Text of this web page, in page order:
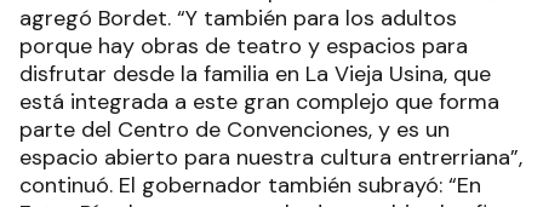
agregó Bordet. “Y también para los adultos
porque hay obras de teatro y espacios para
disfrutar desde la familia en La Vieja Usina, que
está integrada a este gran complejo que forma
parte del Centro de Convenciones, y es un
espacio abierto para nuestra cultura entrerriana”,
continuó. El gobernador también subrayó: “En